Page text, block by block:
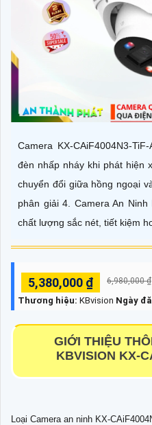
Camera KX-CAiF4004N3-
đèn nhấp nháy khi phát hiện
chuyển đổi giữa hồng ngoại
phân giải 4. Camera An Ninh
chất lượng sắc nét, tiết kiệm
5,380,000 ₫ 6,980,000 ₫
Thương hiệu: KBvision Ngày
GIỚI THIỆU
KBVISION KX-
Loại Camera an ninh KX-